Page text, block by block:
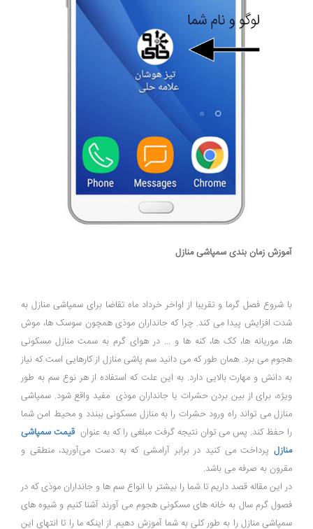
آموزش زمان بندی سمپاشی منازل
با شروع فصل گرما و تقریبا از اواخر خرداد ماه تقاضا برای سمپاشی منازل به
شدت افزایش پیدا می کند. چرا که جانداران موذی همچون سوسک ها، موش
ها، موریانه ها، کک ها، کنه ها و ... در هوای گرم به سمت منازل مسکونی
هجوم می برد. همان طور که می دانید سم پاشی منازل از کارهایی است که نیاز
به دانش و مهارت بالایی دارد. به این علت که استفاده از هر نوع سم به طور
ویژه، برای از بین بردن حشرات یا جانداران موذی مفید واقع شود. سمپاشی
منازل می تواند راه ورود حشرات را به منازل مسکونی ببندد و محیط امن شما
را حفظ کند. پس می توان نتیجه گرفت مبلغی را که به عنوان قیمت سمپاشی
منازل پرداخت می کنید در برابر آرامشی که به دست می‌آورید، منطقی و
مقرون به صرفه می باشد.
در این مقاله قصد داریم تا شما را بیشتر با انواع سم ها و جانداران موذی که در
فصول گرم سال به خانه های مسکونی هجوم می آورند آشنا کنیم و شیوه های
سمپاشی منازل را به طور کلی به شما آموزش دهیم. از اینکه ما را تا انتهای این